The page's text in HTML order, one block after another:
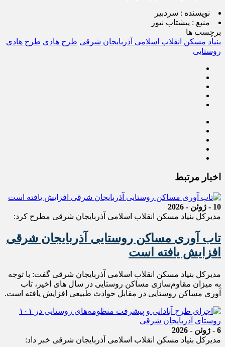
نویسنده : سردبیر
منبع : پیشتاب نیوز
برچسب ها
بنیاد مسکن انقلاب اسلامی آذربایجان شرقی طرح هادی طرح هادی
روستایی
اخبار مرتبط
10 - ژوئن - 2026
مدیرکل بنیاد مسکن انقلاب اسلامی آذربایجان شرقی مطرح کرد:
تاب آوری مساکن روستایی آذربایجان شرقی
افزایش یافته است
مدیرکل بنیاد مسکن انقلاب اسلامی آذربایجان شرقی گفت: با توجه
به میزان مقاوم‌سازی مساکن روستایی در سال های اخیر، تاب
آوری مساکن روستایی در مقابل حوادث طبیعی افزایش یافته است.
6 - ژوئن - 2026
مدیرکل بنیاد مسکن انقلاب اسلامی آذربایجان شرقی خبر‌ داد: